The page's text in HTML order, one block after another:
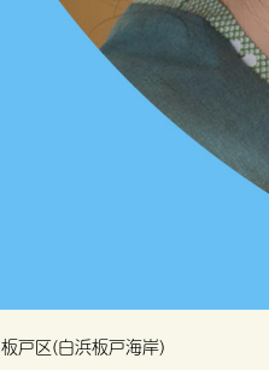
板戸区(白浜板戸海岸)